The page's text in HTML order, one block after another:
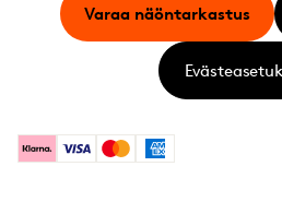
KlarnaVisa MastercardAmerican Express
Varaa näöntarkastus